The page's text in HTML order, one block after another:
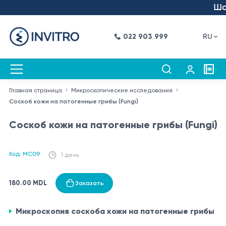
022 903 999 RU
Главная страница
Микроскопические исследования
Соскоб кожи на патогенные грибы (Fungi)
Соскоб кожи на патогенные грибы (Fungi)
Код: MC09 1 день
180.00 MDL Заказать
Микроскопия соскоба кожи на патогенные грибы